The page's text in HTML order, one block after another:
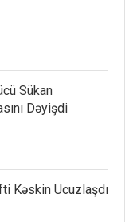
Sükan
Dəyişdi
Kəskin Ucuzlaşdı